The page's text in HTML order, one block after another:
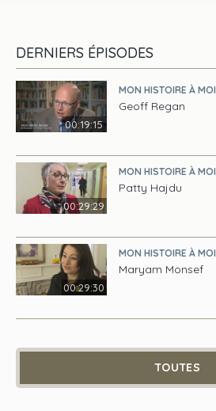
DERNIERS ÉPISODES
00:19:15
MON HISTOIRE À MOI
Geoff Regan
00:29:29
MON HISTOIRE À MOI
Patty Hajdu
00:29:30
MON HISTOIRE À MOI
Maryam Monsef
TOUTES